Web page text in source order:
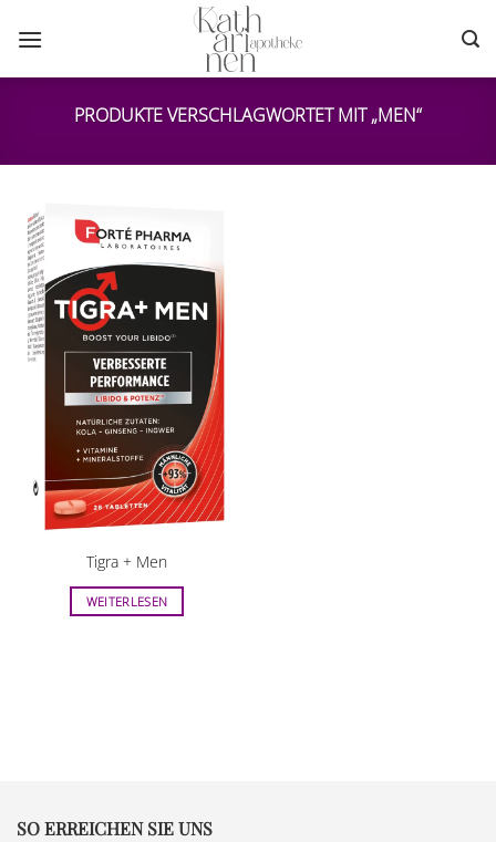
Inhalt
PRODUKTE VERSCHLAGWORTET MIT „MEN“
Tigra + Men
WEITERLESEN
SO ERREICHEN SIE UNS